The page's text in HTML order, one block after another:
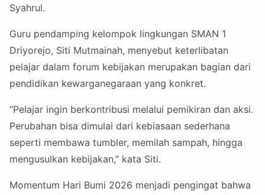
Syahrul.
Guru pendamping kelompok lingkungan SMAN 1
Driyorejo, Siti Mutmainah, menyebut keterlibatan
pelajar dalam forum kebijakan merupakan bagian dari
pendidikan kewarganegaraan yang konkret.
“Pelajar ingin berkontribusi melalui pemikiran dan aksi.
Perubahan bisa dimulai dari kebiasaan sederhana
seperti membawa tumbler, memilah sampah, hingga
mengusulkan kebijakan,” kata Siti.
Momentum Hari Bumi 2026 menjadi pengingat bahwa